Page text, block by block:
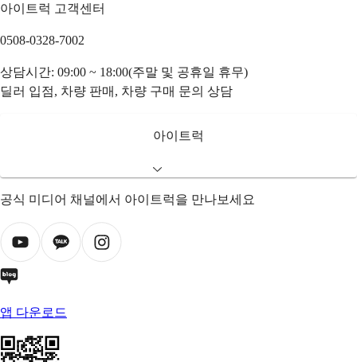
아이트럭 고객센터
0508-0328-7002
상담시간: 09:00 ~ 18:00(주말 및 공휴일 휴무)
딜러 입점, 차량 판매, 차량 구매 문의 상담
아이트럭
공식 미디어 채널에서 아이트럭을 만나보세요
앱 다운로드